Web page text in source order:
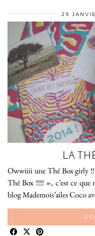
29
LA
Owwiiii une Thé Box girly
Thé Box !!!! », c’est ce que
blog Mademois’ailes Coco